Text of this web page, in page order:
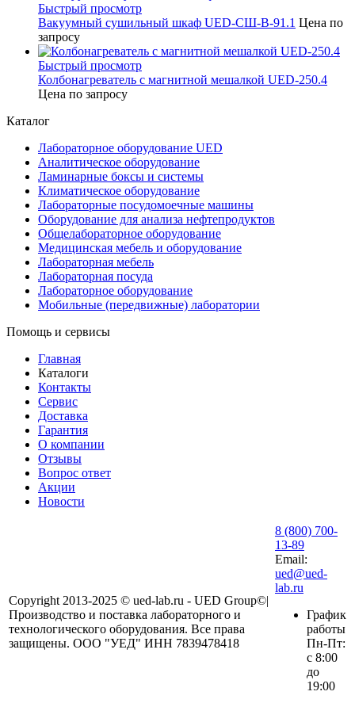
Быстрый просмотр
Вакуумный сушильный шкаф UED-СШ-В-91.1 Цена по
запросу
Быстрый просмотр
Колбонагреватель с магнитной мешалкой UED-250.4
Цена по запросу
Каталог
Лабораторное оборудование UED
Аналитическое оборудование
Ламинарные боксы и системы
Климатическое оборудование
Лабораторные посудомоечные машины
Оборудование для анализа нефтепродуктов
Общелабораторное оборудование
Медицинская мебель и оборудование
Лабораторная мебель
Лабораторная посуда
Лабораторное оборудование
Мобильные (передвижные) лаборатории
Помощь и сервисы
Главная
Каталоги
Контакты
Сервис
Доставка
Гарантия
О компании
Отзывы
Вопрос ответ
Акции
Новости
Copyright 2013-2025 © ued-lab.ru - UED Group©|
Производство и поставка лабораторного и
технологического оборудования. Все права
защищены. ООО "УЕД" ИНН 7839478418
8 (800) 700-
13-89
Email:
ued@ued-
lab.ru
График
работы
Пн-Пт:
с 8:00
до
19:00